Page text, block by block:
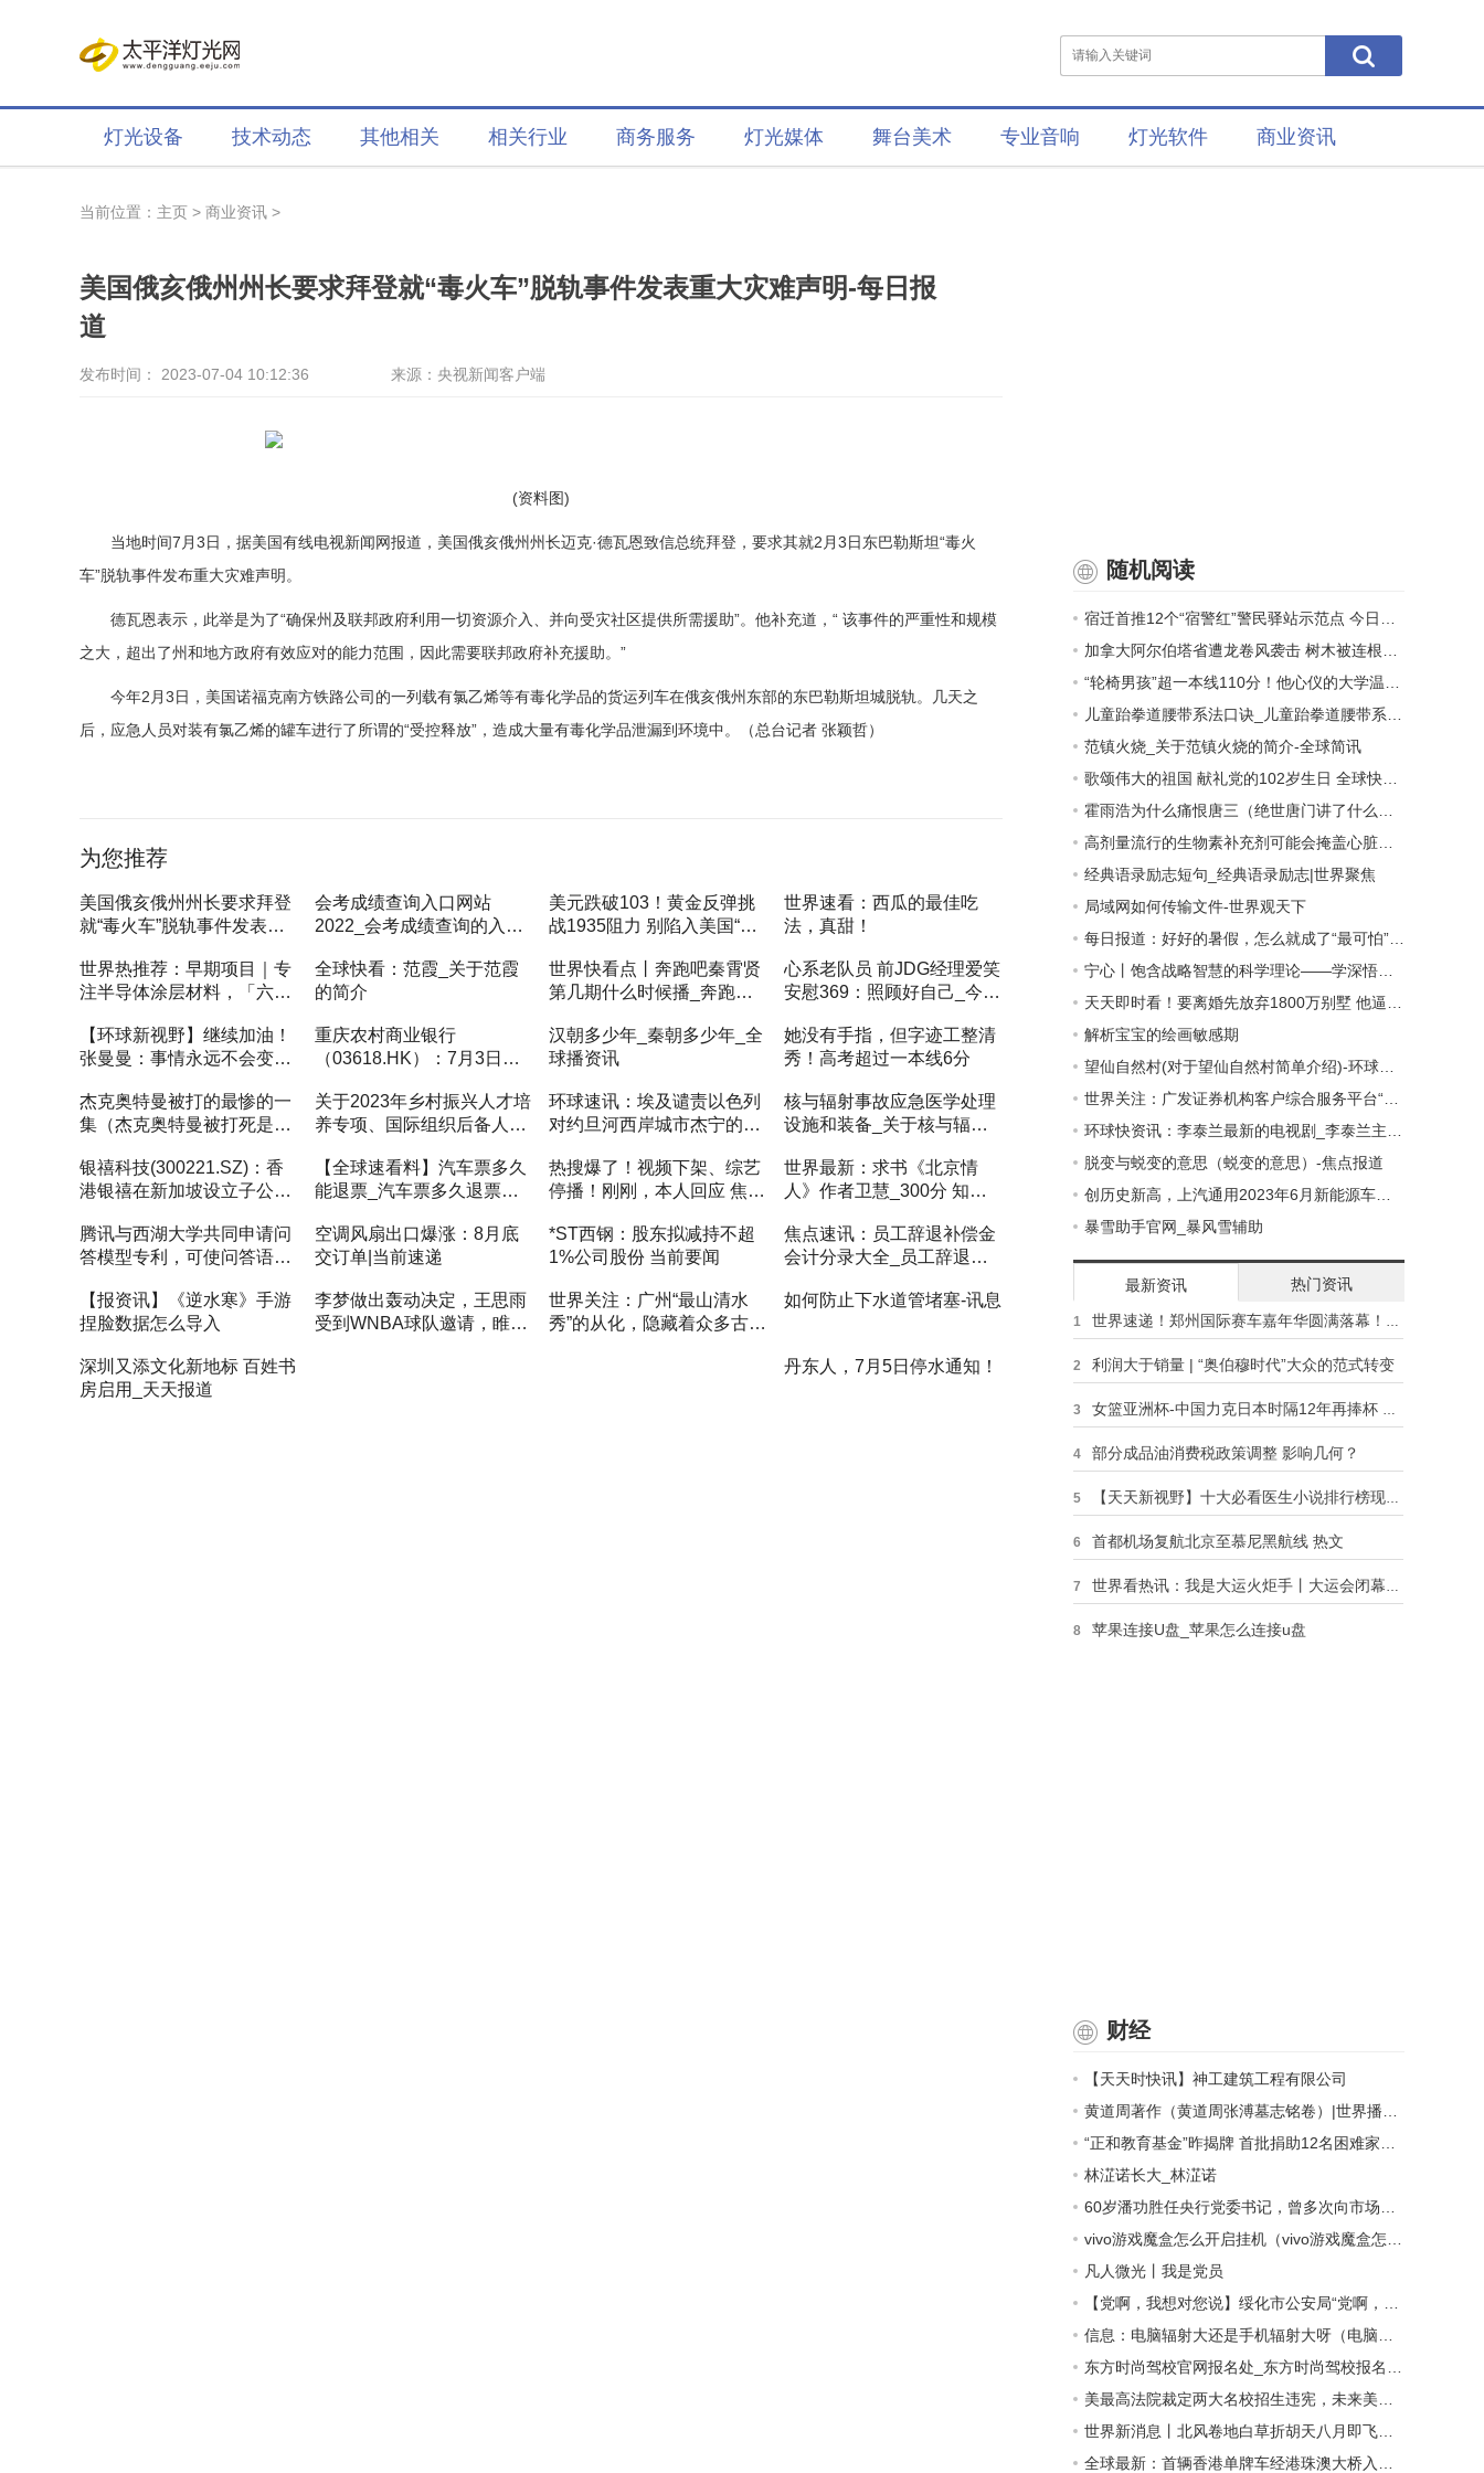
灯光设备 技术动态 其他相关 相关行业 商务服务 灯光媒体 舞台美术 专业音响 灯光软件 商业资讯
当前位置： 主页 > 商业资讯 >
美国俄亥俄州州长要求拜登就“毒火车”脱轨事件发表重大灾难声明-每日报
道
发布时间： 2023-07-04 10:12:36 来源：央视新闻客户端
(资料图)
当地时间7月3日，据美国有线电视新闻网报道，美国俄亥俄州州长迈克·德瓦恩致信总统拜登，要求其就2月3日东巴勒斯坦“毒火
车”脱轨事件发布重大灾难声明。
德瓦恩表示，此举是为了“确保州及联邦政府利用一切资源介入、并向受灾社区提供所需援助”。他补充道，“ 该事件的严重性和规模
之大，超出了州和地方政府有效应对的能力范围，因此需要联邦政府补充援助。”
今年2月3日，美国诺福克南方铁路公司的一列载有氯乙烯等有毒化学品的货运列车在俄亥俄州东部的东巴勒斯坦城脱轨。几天之
后，应急人员对装有氯乙烯的罐车进行了所谓的“受控释放”，造成大量有毒化学品泄漏到环境中。（总台记者 张颖哲）
为您推荐
美国俄亥俄州州长要求拜登
就“毒火车”脱轨事件发表重
会考成绩查询入口网站
2022_会考成绩查询的入口-
美元跌破103！黄金反弹挑
战1935阻力 别陷入美国“衰
买盘拐点_天天热推荐
世界速看：西瓜的最佳吃
法，真甜！
世界热推荐：早期项目｜专
注半导体涂层材料，「六方
全球快看：范霞_关于范霞
的简介
世界快看点丨奔跑吧秦霄贤
第几期什么时候播_奔跑吧
心系老队员 前JDG经理爱笑
安慰369：照顾好自己_今亮
【环球新视野】继续加油！
张曼曼：事情永远不会变得
重庆农村商业银行
（03618.HK）：7月3日南
今亮点
汉朝多少年_秦朝多少年_全
球播资讯
她没有手指，但字迹工整清
秀！高考超过一本线6分
杰克奥特曼被打的最惨的一
集（杰克奥特曼被打死是哪
关于2023年乡村振兴人才培
养专项、国际组织后备人才
知
环球速讯：埃及谴责以色列
对约旦河西岸城市杰宁的袭
核与辐射事故应急医学处理
设施和装备_关于核与辐射
备概略
银禧科技(300221.SZ)：香
港银禧在新加坡设立子公司
【全球速看料】汽车票多久
能退票_汽车票多久退票不
热搜爆了！视频下架、综艺
停播！刚刚，本人回应 焦点
世界最新：求书《北京情
人》作者卫慧_300分 知道
各位大神
腾讯与西湖大学共同申请问
答模型专利，可使问答语句
空调风扇出口爆涨：8月底
交订单|当前速递
*ST西钢：股东拟减持不超
1%公司股份 当前要闻
焦点速讯：员工辞退补偿金
会计分录大全_员工辞退补
【报资讯】《逆水寒》手游
捏脸数据怎么导入
李梦做出轰动决定，王思雨
受到WNBA球队邀请，睢冉
世界关注：广州“最山清水
秀”的从化，隐藏着众多古
如何防止下水道管堵塞-讯息
深圳又添文化新地标 百姓书
房启用_天天报道
丹东人，7月5日停水通知！
随机阅读
范镇火烧_关于范镇火烧的简介-全球简讯
经典语录励志短句_经典语录励志|世界聚焦
局域网如何传输文件-世界观天下
解析宝宝的绘画敏感期
脱变与蜕变的意思（蜕变的意思）-焦点报道
暴雪助手官网_暴风雪辅助
最新资讯 热门资讯
1 世界速递！郑州国际赛车嘉年华圆满落幕！河南汽摩运动迈入全新时代
2 利润大于销量 | “奥伯穆时代”大众的范式转变
3 女篮亚洲杯-中国力克日本时隔12年再捧杯 第12次夺得冠军
4 部分成品油消费税政策调整 影响几何？
5 【天天新视野】十大必看医生小说排行榜现代（现代医生小说排行榜）
6 首都机场复航北京至慕尼黑航线 热文
7 世界看热讯：我是大运火炬手丨大运会闭幕式总导演吴甲丁：闭幕式“很成都”，定位就是让世界记住成都人
8 苹果连接U盘_苹果怎么连接u盘
财经
【天天时快讯】神工建筑工程有限公司
林淽诺长大_林淽诺
凡人微光丨我是党员